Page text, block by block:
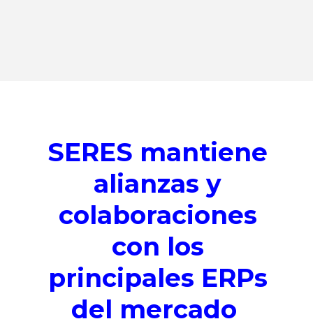
SERES mantiene
alianzas y
colaboraciones
con los
principales ERPs
del mercado